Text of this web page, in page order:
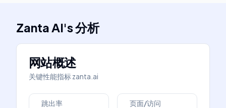
Zanta AI's分析
网站概述
关键性能指标zanta.ai
跳出率 页面/访问